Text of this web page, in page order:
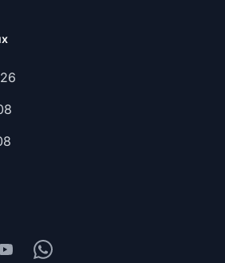
Whatsapp